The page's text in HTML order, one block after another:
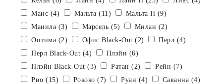
Маис (4)
Мальта (11)
Мальта Ii (9)
Манила (3)
Марсель (5)
Милан (2)
Оптима (2)
Офис Black-Out (2)
Перл (4)
Перл Black-Out (4)
Плэйн (6)
Плэйн Black-Out (3)
Ратан (2)
Рейн (7)
Рио (15)
Рококо (7) Руан (4)
Саванна (4)